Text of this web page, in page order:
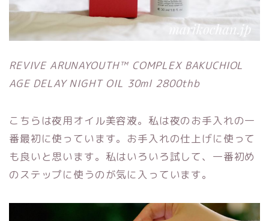
REVIVE ARUNAYOUTH™ COMPLEX BAKUCHIOL
AGE DELAY NIGHT OIL 30ml 2800thb
こちらは夜用オイル美容液。私は夜のお手入れの一
番最初に使っています。お手入れの仕上げに使って
も良いと思います。私はいろいろ試して、一番初め
のステップに使うのが気に入っています。